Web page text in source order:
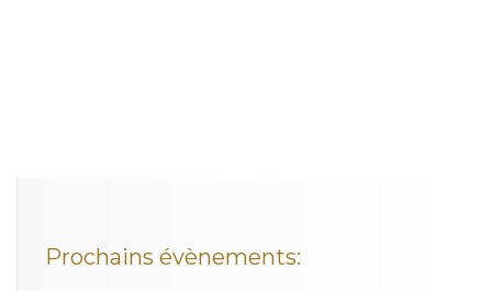
Prochains évènements: